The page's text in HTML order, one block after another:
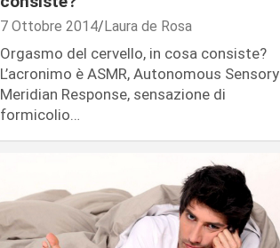
7 Ottobre 2014 Laura de Rosa
Orgasmo del cervello, in cosa consiste?
L’acronimo è ASMR, Autonomous Sensory
Meridian Response, sensazione di
formicolio…